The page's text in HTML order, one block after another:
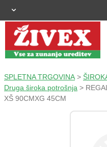
OGRAJNI SISTEMI
ZUNANJA UREDITEV
SPLETNA TRGOVINA >
Druga široka potrošnja >
XŠ 90CMXG 45CM